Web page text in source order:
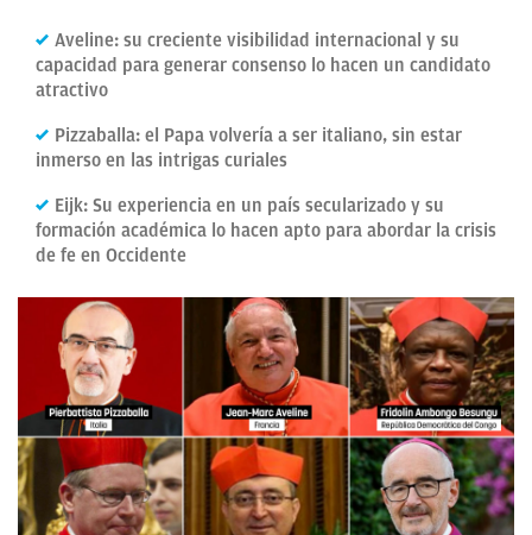
Aveline: su creciente visibilidad internacional y su
capacidad para generar consenso lo hacen un candidato
atractivo
Pizzaballa: el Papa volvería a ser italiano, sin estar
inmerso en las intrigas curiales
Eijk: Su experiencia en un país secularizado y su
formación académica lo hacen apto para abordar la crisis
de fe en Occidente